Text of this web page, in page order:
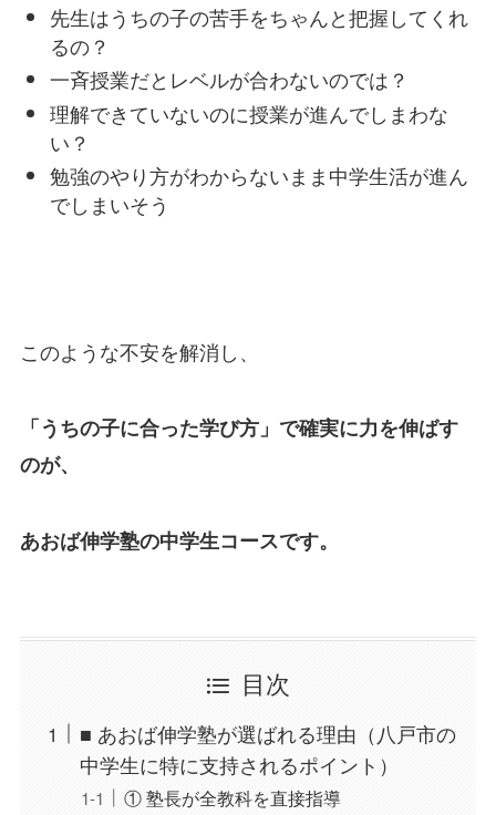
先生はうちの子の苦手をちゃんと把握してくれ
るの？
一斉授業だとレベルが合わないのでは？
理解できていないのに授業が進んでしまわな
い？
勉強のやり方がわからないまま中学生活が進ん
でしまいそう
このような不安を解消し、
「うちの子に合った学び方」で確実に力を伸ばす
のが、
あおば伸学塾の中学生コースです。
目次
■ あおば伸学塾が選ばれる理由（八戸市の
中学生に特に支持されるポイント）
① 塾長が全教科を直接指導